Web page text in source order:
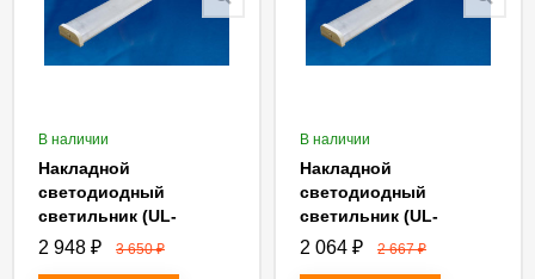
В наличии
Накладной
светодиодный
светильник (UL-
00005090) Uniel ULO-
2 948 ₽ 3 650₽
В наличии
Накладной
светодиодный
светильник (UL-
00005195) Uniel ULO-
2 064 ₽ 2 667₽